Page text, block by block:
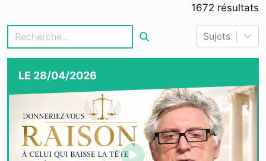
1672 résultats
Sujets
LE 28/04/2026